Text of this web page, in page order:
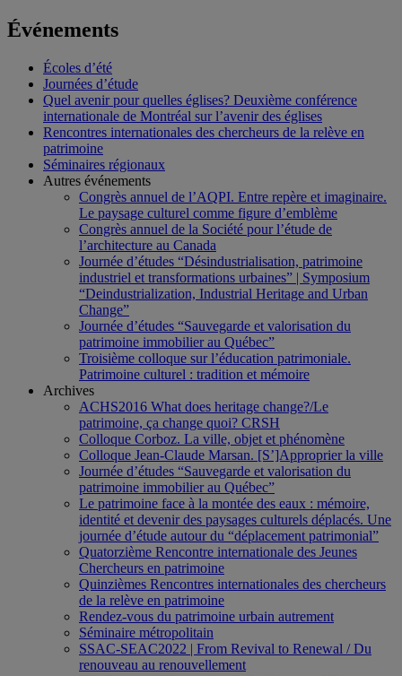
Événements
Écoles d’été
Journées d’étude
Quel avenir pour quelles églises? Deuxième conférence
internationale de Montréal sur l’avenir des églises
Rencontres internationales des chercheurs de la relève en
patrimoine
Séminaires régionaux
Autres événements
Congrès annuel de l’AQPI. Entre repère et imaginaire.
Le paysage culturel comme figure d’emblème
Congrès annuel de la Société pour l’étude de
l’architecture au Canada
Journée d’études “Désindustrialisation, patrimoine
industriel et transformations urbaines” | Symposium
“Deindustrialization, Industrial Heritage and Urban
Change”
Journée d’études “Sauvegarde et valorisation du
patrimoine immobilier au Québec”
Troisième colloque sur l’éducation patrimoniale.
Patrimoine culturel : tradition et mémoire
Archives
ACHS2016 What does heritage change?/Le
patrimoine, ça change quoi? CRSH
Colloque Corboz. La ville, objet et phénomène
Colloque Jean-Claude Marsan. [S’]Approprier la ville
Journée d’études “Sauvegarde et valorisation du
patrimoine immobilier au Québec”
Le patrimoine face à la montée des eaux : mémoire,
identité et devenir des paysages culturels déplacés. Une
journée d’étude autour du “déplacement patrimonial”
Quatorzième Rencontre internationale des Jeunes
Chercheurs en patrimoine
Quinzièmes Rencontres internationales des chercheurs
de la relève en patrimoine
Rendez-vous du patrimoine urbain autrement
Séminaire métropolitain
SSAC-SEAC2022 | From Revival to Renewal / Du
renouveau au renouvellement